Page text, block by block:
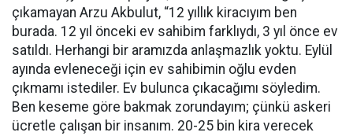
çıkamayan Arzu Akbulut, “12 yıllık kiracıyım ben
burada. 12 yıl önceki ev sahibim farklıydı, 3 yıl önce ev
satıldı. Herhangi bir aramızda anlaşmazlık yoktu. Eylül
ayında evleneceği için ev sahibimin oğlu evden
çıkmamı istediler. Ev bulunca çıkacağımı söyledim.
Ben keseme göre bakmak zorundayım; çünkü askeri
ücretle çalışan bir insanım. 20-25 bin kira verecek